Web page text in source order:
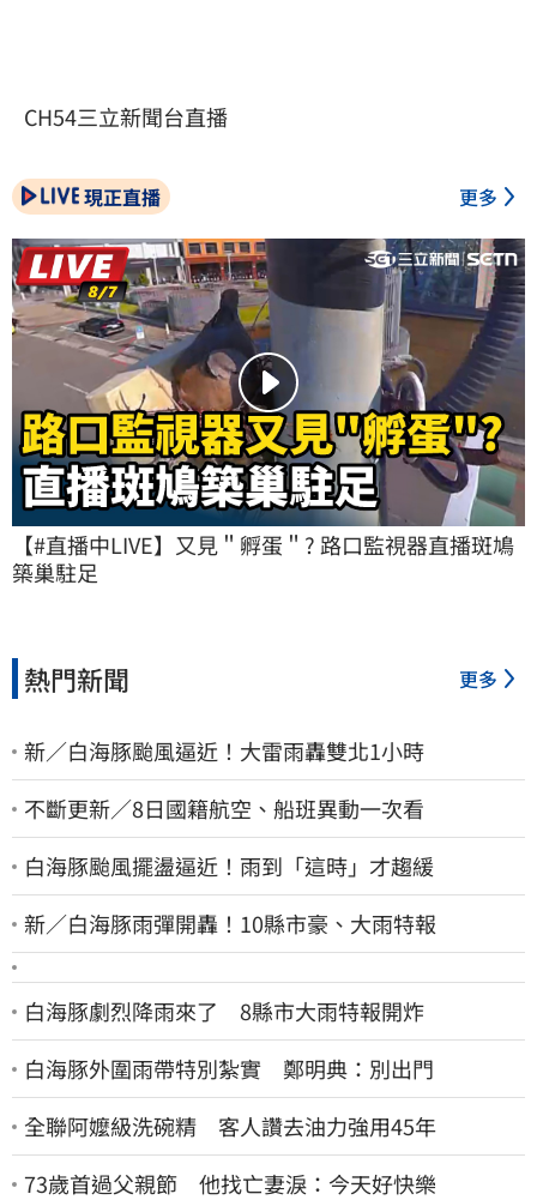
CH54三立新聞台直播
現正直播 更多
【#直播中LIVE】又見＂孵蛋＂? 路口監視器直播斑鳩
築巢駐足
熱門新聞 更多
新／白海豚颱風逼近！大雷雨轟雙北1小時
不斷更新／8日國籍航空、船班異動一次看
白海豚颱風擺盪逼近！雨到「這時」才趨緩
新／白海豚雨彈開轟！10縣市豪、大雨特報
白海豚劇烈降雨來了 8縣市大雨特報開炸
白海豚外圍雨帶特別紮實 鄭明典：別出門
全聯阿嬤級洗碗精 客人讚去油力強用45年
73歲首過父親節 他找亡妻淚：今天好快樂